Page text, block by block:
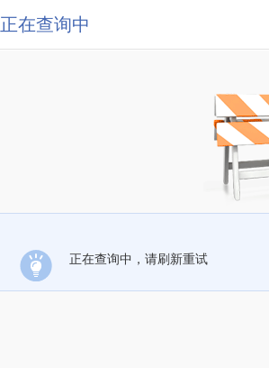
正在查询中
正在查询中，请刷新重试